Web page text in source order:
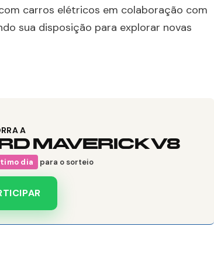
carros elétricos em colaboração com
sua disposição para explorar novas
A
MAVERICK V8
dia para o sorteio